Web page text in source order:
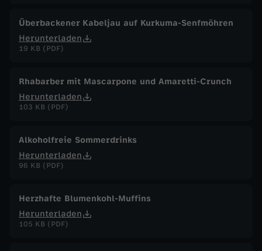
Überbackener Kabeljau auf Kurkuma-Senfmöhren
Herunterladen
19 KB (PDF)
Rhabarber mit Mascarpone und Amaretti-Crunch
Herunterladen
103 KB (PDF)
Alkoholfreie Sommerdrinks
Herunterladen
96 KB (PDF)
Herzhafte Blumenkohl-Muffins
Herunterladen
105 KB (PDF)